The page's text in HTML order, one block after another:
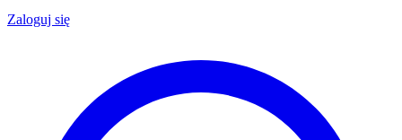
Zaloguj się